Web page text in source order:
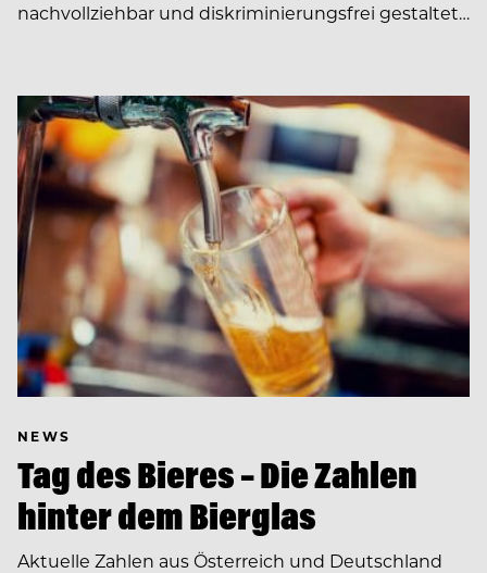
nachvollziehbar und diskriminierungsfrei gestaltet…
NEWS
Tag des Bieres – Die Zahlen
hinter dem Bierglas
Aktuelle Zahlen aus Österreich und Deutschland